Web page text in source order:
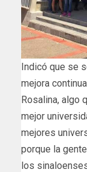
Indicó que se
mejora
Rosalina, algo
mejor
mejores
porque la
los